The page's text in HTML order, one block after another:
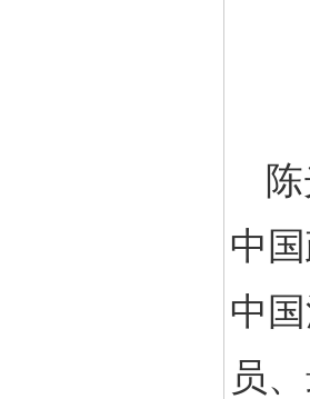
中
中
员